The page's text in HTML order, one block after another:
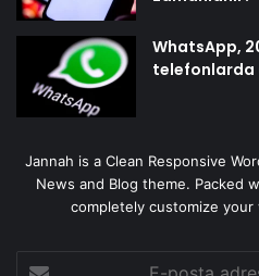
WhatsApp,
telefonlarda
Jannah is a Clean Responsive
News and Blog theme. Packed
completely customize